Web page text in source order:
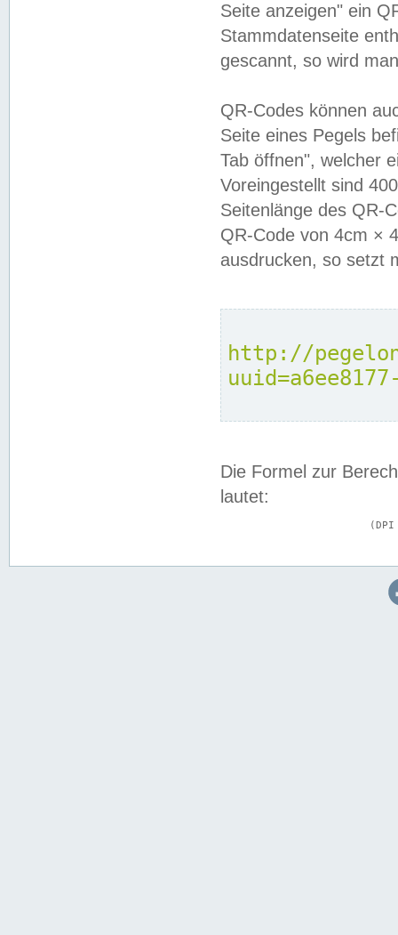
Seite anzeigen" ein
Stammdatenseite
gescannt, so wird
QR-Codes können
Seite eines Pegels
Tab öffnen", welcher
Voreingestellt sind
Seitenlänge des QR-
QR-Code von 4cm ×
ausdrucken, so setzt
http://
Die Formel zur
lautet: